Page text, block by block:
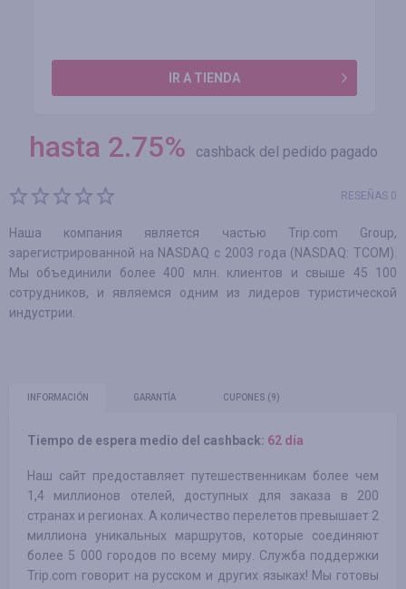
IR A TIENDA
hasta 2.75% cashback del pedido pagado
RESEÑAS 0
Наша компания является частью Trip.com Group,
зарегистрированной на NASDAQ с 2003 года (NASDAQ: TCOM).
Мы объединили более 400 млн. клиентов и свыше 45 100
сотрудников, и являемся одним из лидеров туристической
индустрии.
INFORMACIÓN GARANTÍA CUPONES (9)
Tiempo de espera medio del cashback: 62 día
Наш сайт предоставляет путешественникам более чем
1,4 миллионов отелей, доступных для заказа в 200
странах и регионах. А количество перелетов превышает 2
миллиона уникальных маршрутов, которые соединяют
более 5 000 городов по всему миру. Служба поддержки
Trip.com говорит на русском и других языках! Мы готовы